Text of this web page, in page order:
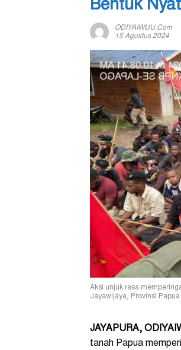
Bentuk
ODIYAIWUU.com
15 Agustus 2024
Aksi unjuk rasa
Jayawijaya, Provinsi
JAYAPURA,
tanah Papua